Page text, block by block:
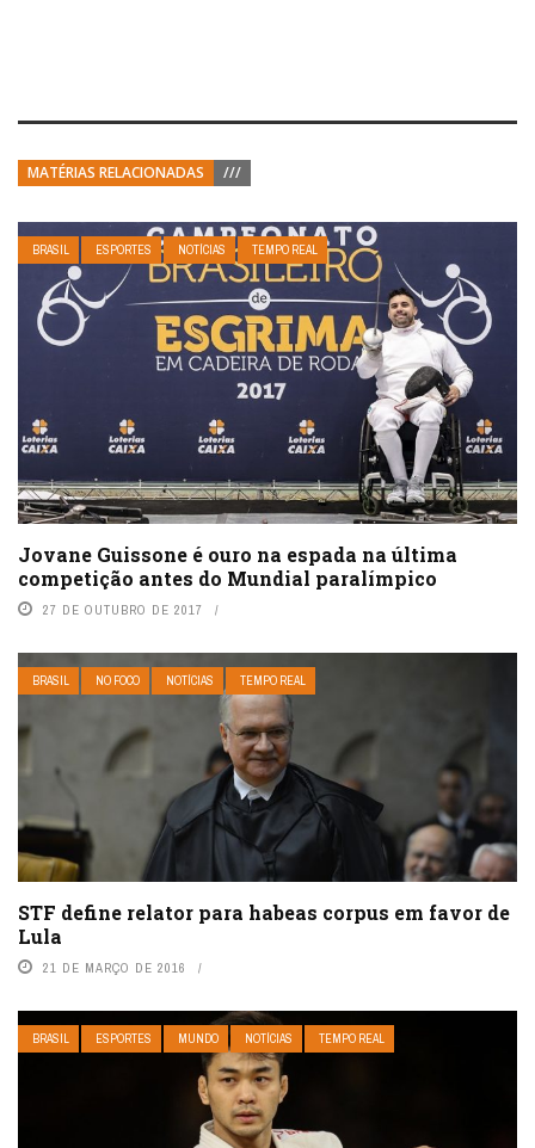
MATÉRIAS RELACIONADAS ///
BRASIL ESPORTES NOTÍCIAS TEMPO REAL
Jovane Guissone é ouro na espada na última
competição antes do Mundial paralímpico
27 DE OUTUBRO DE 2017
BRASIL NO FOCO NOTÍCIAS TEMPO REAL
STF define relator para habeas corpus em favor de
Lula
21 DE MARÇO DE 2016
BRASIL ESPORTES MUNDO NOTÍCIAS TEMPO REAL